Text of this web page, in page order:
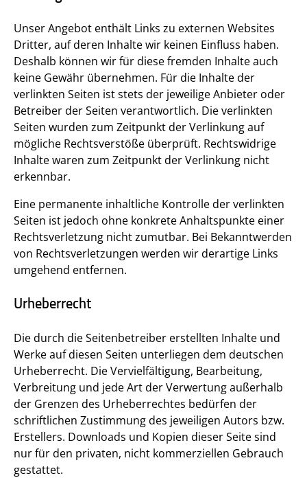
Unser Angebot enthält Links zu externen Websites
Dritter, auf deren Inhalte wir keinen Einfluss haben.
Deshalb können wir für diese fremden Inhalte auch
keine Gewähr übernehmen. Für die Inhalte der
verlinkten Seiten ist stets der jeweilige Anbieter oder
Betreiber der Seiten verantwortlich. Die verlinkten
Seiten wurden zum Zeitpunkt der Verlinkung auf
mögliche Rechtsverstöße überprüft. Rechtswidrige
Inhalte waren zum Zeitpunkt der Verlinkung nicht
erkennbar.
Eine permanente inhaltliche Kontrolle der verlinkten
Seiten ist jedoch ohne konkrete Anhaltspunkte einer
Rechtsverletzung nicht zumutbar. Bei Bekanntwerden
von Rechtsverletzungen werden wir derartige Links
umgehend entfernen.
Urheberrecht
Die durch die Seitenbetreiber erstellten Inhalte und
Werke auf diesen Seiten unterliegen dem deutschen
Urheberrecht. Die Vervielfältigung, Bearbeitung,
Verbreitung und jede Art der Verwertung außerhalb
der Grenzen des Urheberrechtes bedürfen der
schriftlichen Zustimmung des jeweiligen Autors bzw.
Erstellers. Downloads und Kopien dieser Seite sind
nur für den privaten, nicht kommerziellen Gebrauch
gestattet.